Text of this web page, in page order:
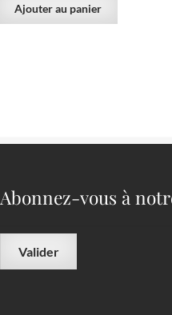
Ajouter au panier
Abonnez-vous à